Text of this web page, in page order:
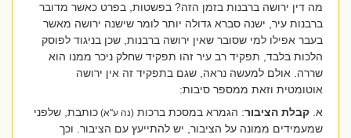
מה דין ירושה ברבנות בזמן הזה? בפשטות, בפרט כאשר מדובר
ברבנות עיר, ישנה סברא גדולה יותר לומר שישנה ירושה מאשר
בעבר אפילו למי שסובר שאין ירושה ברבנות, שכן בניגוד לפוסק
הלכות בלבד, תפקיד רב עיר זהו תפקיד שחלק ניכר ממנו הוא
שררה. אולם למעשה נראה, שגם בתפקיד זה אין ירושה
אוטומטית וזאת ממספר סיבות:
א.קבלת הציבור: הגמרא במסכת ברכות(נה ע''א)כותבת, שלפני
שמעמידים ממונה על הציבור, יש להתייעץ עם הציבור. וכך